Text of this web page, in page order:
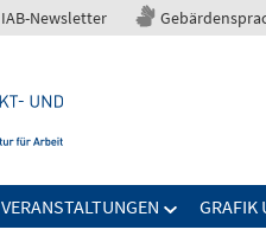
IAB-Newsletter
VERANSTALTUNGEN GRAFIK